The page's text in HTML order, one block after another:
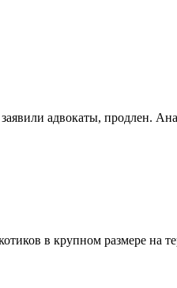
адвокаты, продлен.
в крупном размере на